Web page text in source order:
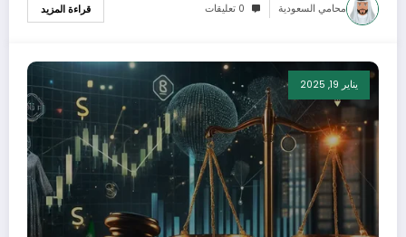
محامي السعودية 0 تعليقات قراءة المزيد
يناير 19, 2025